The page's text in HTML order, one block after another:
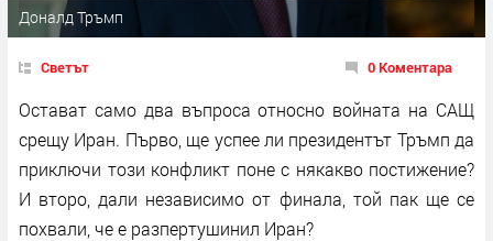
Доналд Тръмп
Светът 0 Коментара
Остават само два въпроса относно войната на САЩ
срещу Иран. Първо, ще успее ли президентът Тръмп да
приключи този конфликт поне с някакво постижение?
И второ, дали независимо от финала, той пак ще се
похвали, че е разпертушинил Иран?